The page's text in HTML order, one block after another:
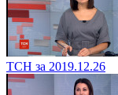
ТСН за 2019.12.26